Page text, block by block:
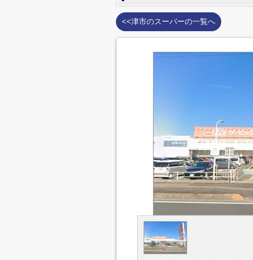
<<津市のスーパーの一覧へ